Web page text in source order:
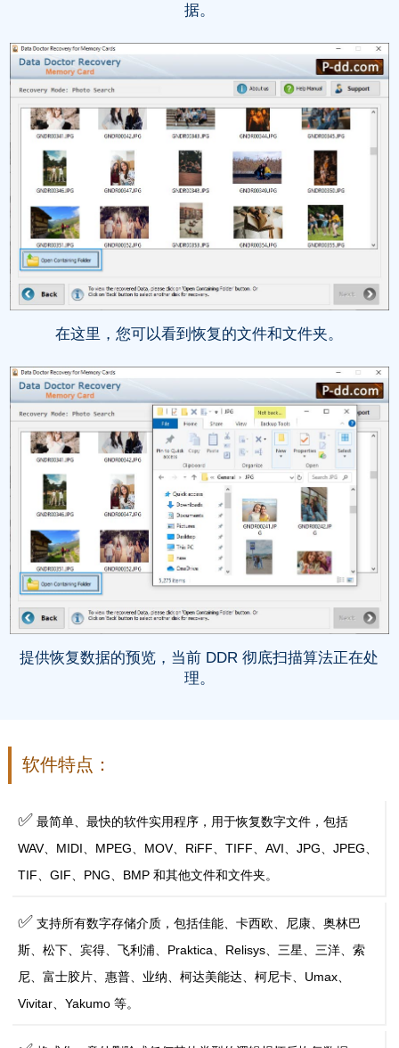
据。
在这里，您可以看到恢复的文件和文件夹。
提供恢复数据的预览，当前 DDR 彻底扫描算法正在处
理。
软件特点：
✅ 最简单、最快的软件实用程序，用于恢复数字文件，包括
WAV、MIDI、MPEG、MOV、RiFF、TIFF、AVI、JPG、JPEG、
TIF、GIF、PNG、BMP 和其他文件和文件夹。
✅ 支持所有数字存储介质，包括佳能、卡西欧、尼康、奥林巴
斯、松下、宾得、飞利浦、Praktica、Relisys、三星、三洋、索
尼、富士胶片、惠普、业纳、柯达美能达、柯尼卡、Umax、
Vivitar、Yakumo 等。